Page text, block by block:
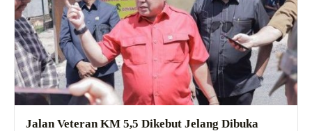
Jalan Veteran KM 5,5 Dikebut Jelang Dibuka